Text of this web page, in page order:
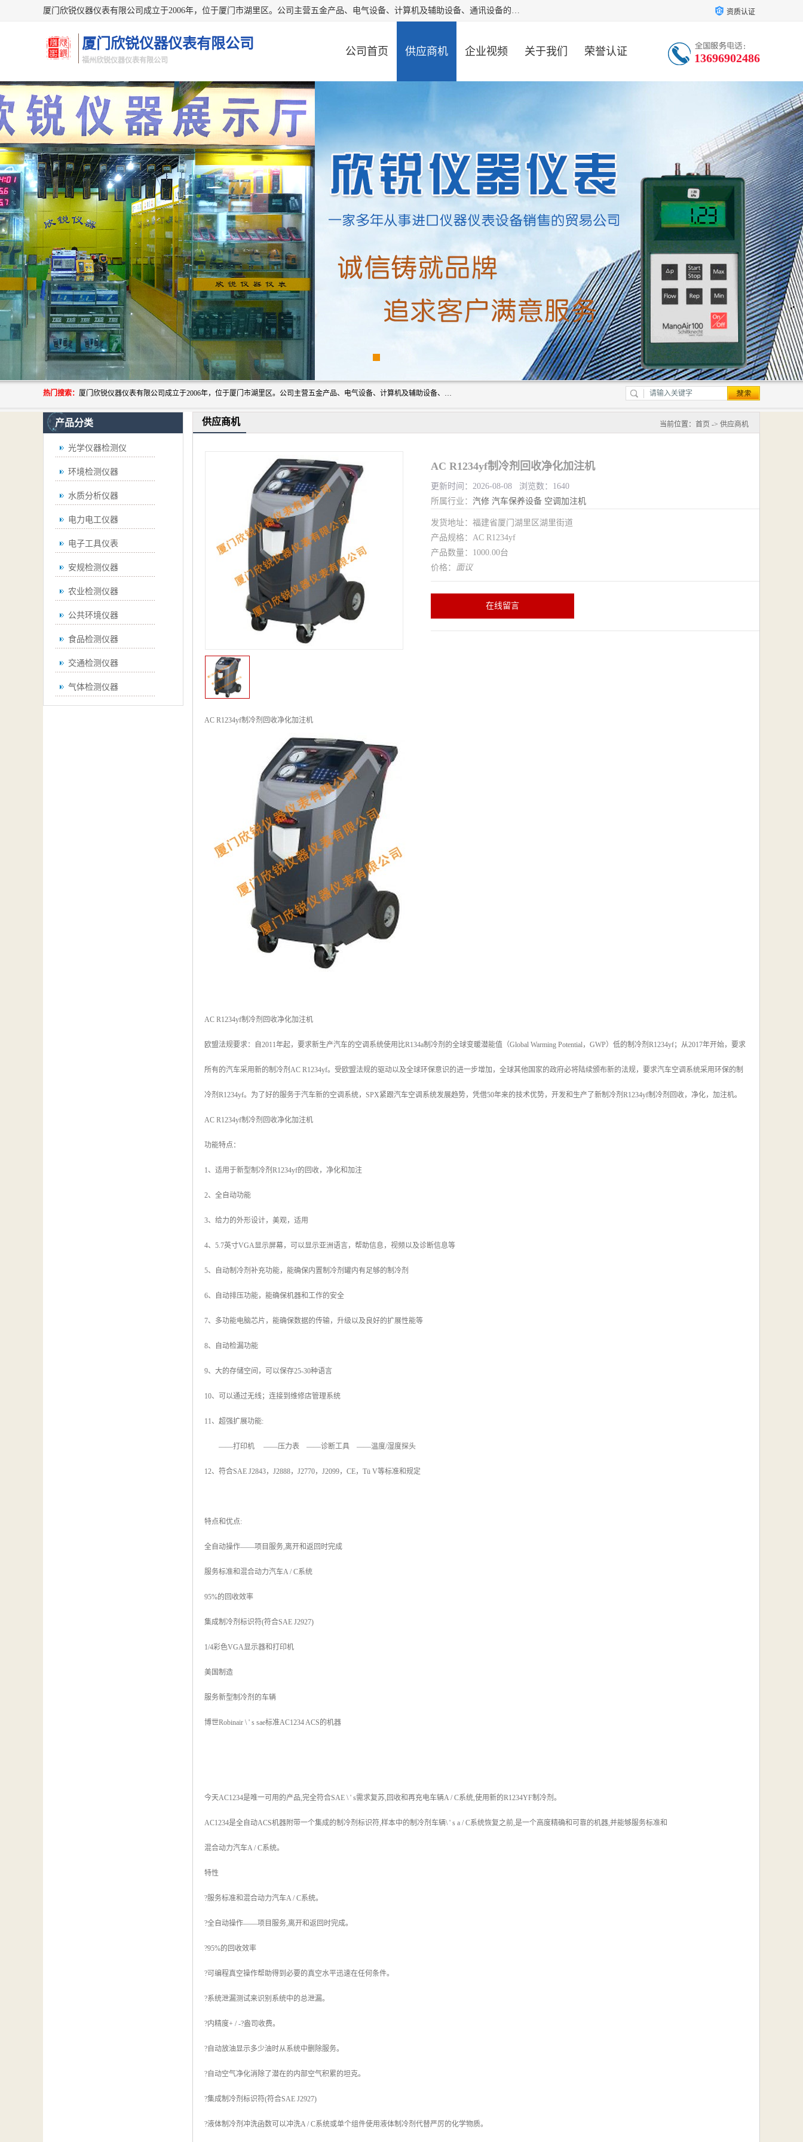
厦门欣锐仪器仪表有限公司成立于2006年，位于厦门市湖里区。公司主营五金产品、电气设备、计算机及辅助设备、通讯设备的批发与零售，同时涉及乐器、照相器材等文化用品的销售。此外，公司还提供通用设备、电气设备、仪器仪表的修理服务，以及信息系统集成、信息技术咨询、数据处理和存储等技术支持。公司致力于为客户提供全面的产品和服务，满足多样化的市场需求。 资质认证
厦门欣锐仪器仪表有限公司
福州欣锐仪器仪表有限公司
公司首页 供应商机 企业视频 关于我们 荣誉认证 13696902486
热门搜索： 厦门欣锐仪器仪表有限公司成立于2006年，位于厦门市湖里区。公司主营五金产品、电气设备、计算机及辅助设备、通讯设备的批发与零售，同时涉及乐器、照相器材等文化用品的销售。此外，公司还提供通用设备、电气设备、仪器仪表的修理服务，以及信息系统集成、信息技术咨询、数据处理和存储等技术支持。公司致力于为客户提供全面的产品和服务，满足多样化的市场需求。
产品分类
光学仪器检测仪
环境检测仪器
水质分析仪器
电力电工仪器
电子工具仪表
安规检测仪器
农业检测仪器
公共环境仪器
食品检测仪器
交通检测仪器
气体检测仪器
供应商机 当前位置： 首页 -> 供应商机
AC R1234yf制冷剂回收净化加注机
更新时间：2026-08-08 浏览数：1640
所属行业： 汽修 汽车保养设备 空调加注机
发货地址：福建省厦门湖里区湖里街道
产品规格：AC R1234yf
产品数量：1000.00台
价格： 面议
在线留言
AC R1234yf制冷剂回收净化加注机
AC R1234yf制冷剂回收净化加注机
欧盟法规要求：自2011年起，要求新生产汽车的空调系统使用比R134a制冷剂的全球变暖潜能值（Global Warming Potential，GWP）低的制冷剂R1234yf；从2017年开始，要求
所有的汽车采用新的制冷剂AC R1234yf。受欧盟法规的驱动以及全球环保意识的进一步增加，全球其他国家的政府必将陆续颁布新的法规，要求汽车空调系统采用环保的制
冷剂R1234yf。为了好的服务于汽车新的空调系统，SPX紧跟汽车空调系统发展趋势，凭借50年来的技术优势，开发和生产了新制冷剂R1234yf制冷剂回收，净化，加注机。
AC R1234yf制冷剂回收净化加注机
功能特点：
1、适用于新型制冷剂R1234yf的回收，净化和加注
2、全自动功能
3、给力的外形设计，美观，适用
4、5.7英寸VGA显示屏幕，可以显示亚洲语言，帮助信息，视频以及诊断信息等
5、自动制冷剂补充功能，能确保内置制冷剂罐内有足够的制冷剂
6、自动排压功能，能确保机器和工作的安全
7、多功能电脑芯片，能确保数据的传输，升级以及良好的扩展性能等
8、自动检漏功能
9、大的存储空间，可以保存25-30种语言
10、可以通过无线；连接到维修店管理系统
11、超强扩展功能:
——打印机 ——压力表 ——诊断工具 ——温度/湿度探头
12、符合SAE J2843，J2888，J2770，J2099，CE，Tü V等标准和规定
特点和优点:
全自动操作——项目服务,离开和返回时完成
服务标准和混合动力汽车A / C系统
95%的回收效率
集成制冷剂标识符(符合SAE J2927)
1/4彩色VGA显示器和打印机
美国制造
服务新型制冷剂的车辆
博世Robinair \ ' s sae标准AC1234 ACS的机器
今天AC1234是唯一可用的产品,完全符合SAE \ ' s需求复苏,回收和再充电车辆A / C系统,使用新的R1234YF制冷剂。
AC1234是全自动ACS机器附带一个集成的制冷剂标识符,样本中的制冷剂车辆\ ' s a / C系统恢复之前,是一个高度精确和可靠的机器,并能够服务标准和
混合动力汽车A / C系统。
特性
?服务标准和混合动力汽车A / C系统。
?全自动操作——项目服务,离开和返回时完成。
?95%的回收效率
?可编程真空操作帮助得到必要的真空水平迅速在任何条件。
?系统泄漏测试来识别系统中的总泄漏。
?内精度+ / -?盎司收费。
?自动放油显示多少油时从系统中删除服务。
?自动空气净化消除了潜在的内部空气积累的坦克。
?集成制冷剂标识符(符合SAE J2927)
?液体制冷剂冲洗函数可以冲洗A / C系统或单个组件使用液体制冷剂代替严厉的化学物质。